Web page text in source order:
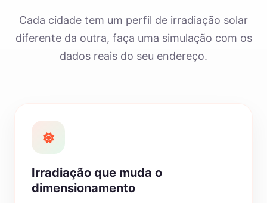
Cada cidade tem um perfil de irradiação solar
diferente da outra, faça uma simulação com os
dados reais do seu endereço.
Irradiação que muda o
dimensionamento